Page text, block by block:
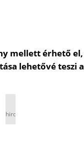
mellett érhető
lehetővé teszi
hirdetés